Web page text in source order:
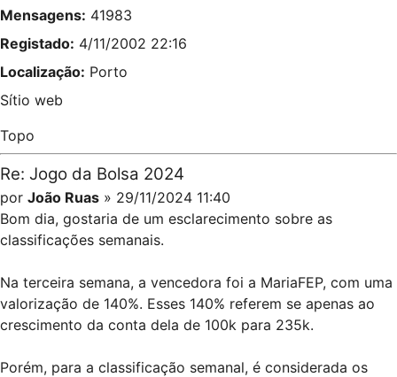
Mensagens: 41983
Registado: 4/11/2002 22:16
Localização: Porto
Sítio web
Topo
Re: Jogo da Bolsa 2024
por João Ruas » 29/11/2024 11:40
Bom dia, gostaria de um esclarecimento sobre as
classificações semanais.
Na terceira semana, a vencedora foi a MariaFEP, com uma
valorização de 140%. Esses 140% referem se apenas ao
crescimento da conta dela de 100k para 235k.
Porém, para a classificação semanal, é considerada os